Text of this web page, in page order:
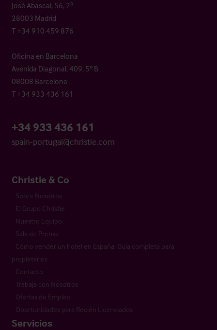
José Abascal, 56, 2º
28003 Madrid
T +34 910 459 876
Oficina en Barcelona
Avenida Diagonal, 409, 5º B
08008 Barcelona
T +34 933 436 161
+34 933 436 161
spain-portugal@christie.com
Christie & Co
Sobre Nosotros
El Grupo Christie
Nuestro Equipo
Sala de Prensa
Cómo vender un hotel en España: Guía completa para
propietarios
Contacto
Trabaja con Nosotros
Ofertas de Empleo
Oportunidades para Recién Licenciados
Servicios